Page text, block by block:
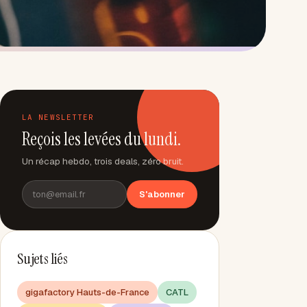
LA NEWSLETTER
Reçois les levées du lundi.
Un récap hebdo, trois deals, zéro bruit.
S'abonner
Sujets liés
gigafactory Hauts-de-France CATL